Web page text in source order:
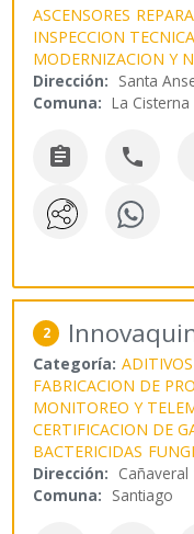
ASCENSORES
INSPECCION
MODERNIZACION Y
Dirección: Santa
Comuna: La Cisterna
 
2
Categoría:
FABRICACION DE
MONITOREO Y
CERTIFICACION DE
BACTERICIDAS
Dirección: Cañaveral
Comuna: Santiago